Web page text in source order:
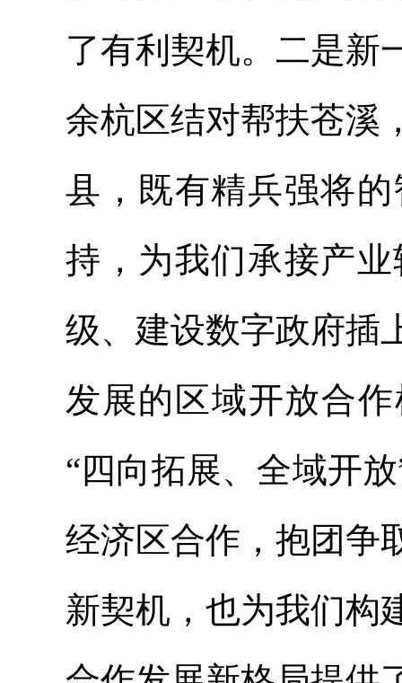
了有利契机。二是新
余杭区结对帮扶苍溪
县，既有精兵强将
持，为我们承接产
级、建设数字政府插
发展的区域开放合
“四向拓展、全域开
经济区合作，抱团争
新契机，也为我们构